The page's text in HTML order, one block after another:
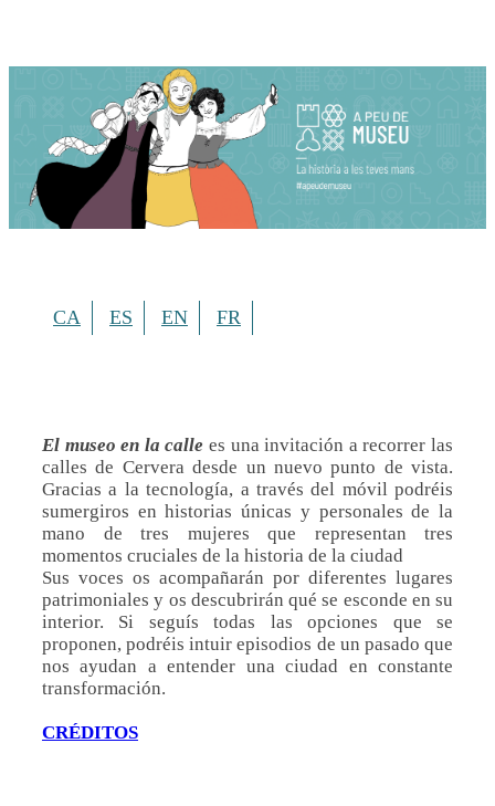
CA ES EN FR
El museo en la calle es una invitación a recorrer las
calles de Cervera desde un nuevo punto de vista.
Gracias a la tecnología, a través del móvil podréis
sumergiros en historias únicas y personales de la
mano de tres mujeres que representan tres
momentos cruciales de la historia de la ciudad
Sus voces os acompañarán por diferentes lugares
patrimoniales y os descubrirán qué se esconde en su
interior. Si seguís todas las opciones que se
proponen, podréis intuir episodios de un pasado que
nos ayudan a entender una ciudad en constante
transformación.
CRÉDITOS